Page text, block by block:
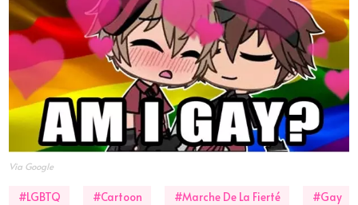
Via Google
#LGBTQ #Cartoon #Marche De La Fierté #Gay